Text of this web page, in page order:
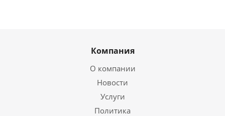
Компания
О компании
Новости
Услуги
Политика